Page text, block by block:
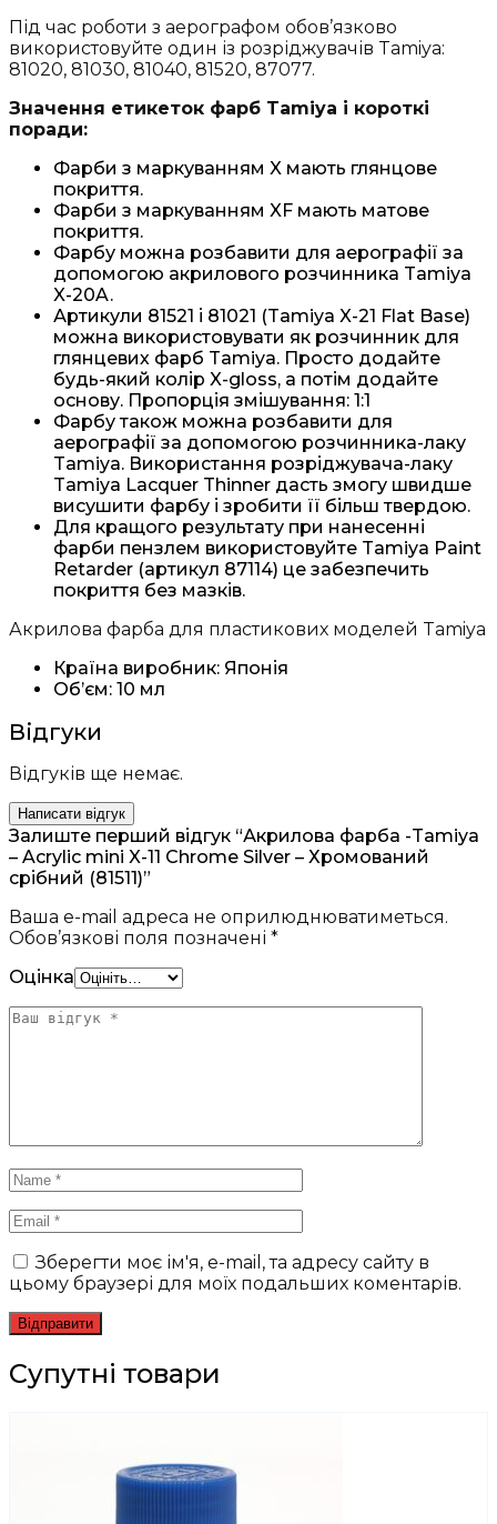
Під час роботи з аерографом обов’язково
використовуйте один із розріджувачів Tamiya:
81020, 81030, 81040, 81520, 87077.
Значення етикеток фарб Tamiya і короткі
поради:
Фарби з маркуванням X мають глянцове
покриття.
Фарби з маркуванням XF мають матове
покриття.
Фарбу можна розбавити для аерографії за
допомогою акрилового розчинника Tamiya
X-20A.
Артикули 81521 і 81021 (Tamiya X-21 Flat Base)
можна використовувати як розчинник для
глянцевих фарб Tamiya. Просто додайте
будь-який колір X-gloss, а потім додайте
основу. Пропорція змішування: 1:1
Фарбу також можна розбавити для
аерографії за допомогою розчинника-лаку
Tamiya. Використання розріджувача-лаку
Tamiya Lacquer Thinner дасть змогу швидше
висушити фарбу і зробити її більш твердою.
Для кращого результату при нанесенні
фарби пензлем використовуйте Tamiya Paint
Retarder (артикул 87114) це забезпечить
покриття без мазків.
Акрилова фарба для пластикових моделей Tamiya
Країна виробник: Японія
Об’єм: 10 мл
Відгуки
Відгуків ще немає.
Написати відгук
Залиште перший відгук “Акрилова фарба -Tamiya
– Acrylic mini X-11 Chrome Silver – Хромований
срібний (81511)”
Ваша e-mail адреса не оприлюднюватиметься.
Обов’язкові поля позначені *
Оцінка
Зберегти моє ім'я, e-mail, та адресу сайту в
цьому браузері для моїх подальших коментарів.
Супутні товари